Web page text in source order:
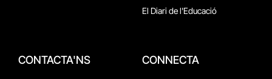
El Diari de l'Educació
CONTACTA'NS CONNECTA